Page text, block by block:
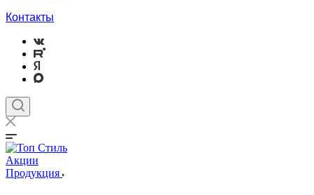
Контакты
Акции
Продукция